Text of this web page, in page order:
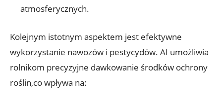
atmosferycznych.
Kolejnym istotnym aspektem jest efektywne
wykorzystanie nawozów i pestycydów. AI umożliwia
rolnikom precyzyjne dawkowanie środków ochrony
roślin,co wpływa na: